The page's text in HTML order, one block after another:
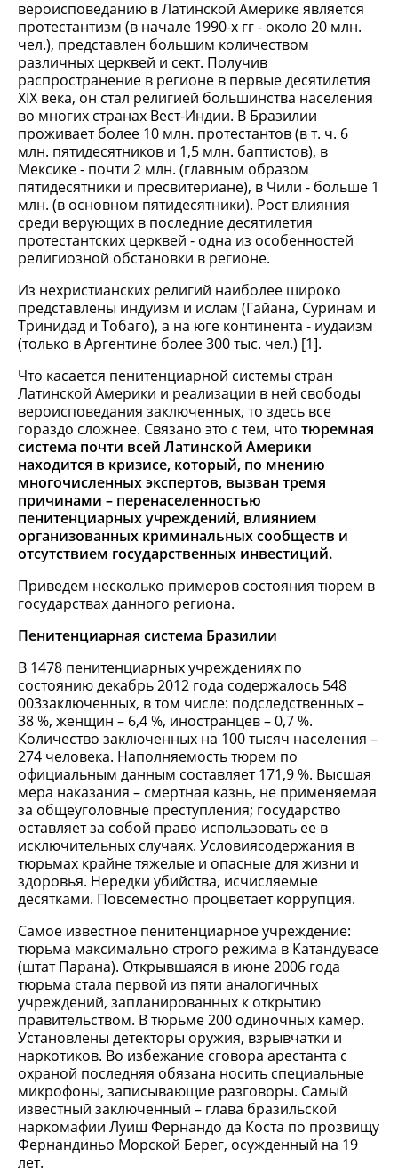
вероисповеданию в Латинской Америке является
протестантизм (в начале 1990-х гг - около 20 млн.
чел.), представлен большим количеством
различных церквей и сект. Получив
распространение в регионе в первые десятилетия
XIX века, он стал религией большинства населения
во многих странах Вест-Индии. В Бразилии
проживает более 10 млн. протестантов (в т. ч. 6
млн. пятидесятников и 1,5 млн. баптистов), в
Мексике - почти 2 млн. (главным образом
пятидесятники и пресвитериане), в Чили - больше 1
млн. (в основном пятидесятники). Рост влияния
среди верующих в последние десятилетия
протестантских церквей - одна из особенностей
религиозной обстановки в регионе.
Из нехристианских религий наиболее широко
представлены индуизм и ислам (Гайана, Суринам и
Тринидад и Тобаго), а на юге континента - иудаизм
(только в Аргентине более 300 тыс. чел.) [1].
Что касается пенитенциарной системы стран
Латинской Америки и реализации в ней свободы
вероисповедания заключенных, то здесь все
гораздо сложнее. Связано это с тем, что тюремная
система почти всей Латинской Америки
находится в кризисе, который, по мнению
многочисленных экспертов, вызван тремя
причинами – перенаселенностью
пенитенциарных учреждений, влиянием
организованных криминальных сообществ и
отсутствием государственных инвестиций.
Приведем несколько примеров состояния тюрем в
государствах данного региона.
Пенитенциарная система Бразилии
В 1478 пенитенциарных учреждениях по
состоянию декабрь 2012 года содержалось 548
003заключенных, в том числе: подследственных –
38 %, женщин – 6,4 %, иностранцев – 0,7 %.
Количество заключенных на 100 тысяч населения –
274 человека. Наполняемость тюрем по
официальным данным составляет 171,9 %. Высшая
мера наказания – смертная казнь, не применяемая
за общеуголовные преступления; государство
оставляет за собой право использовать ее в
исключительных случаях. Условиясодержания в
тюрьмах крайне тяжелые и опасные для жизни и
здоровья. Нередки убийства, исчисляемые
десятками. Повсеместно процветает коррупция.
Самое известное пенитенциарное учреждение:
тюрьма максимально строго режима в Катандувасе
(штат Парана). Открывшаяся в июне 2006 года
тюрьма стала первой из пяти аналогичных
учреждений, запланированных к открытию
правительством. В тюрьме 200 одиночных камер.
Установлены детекторы оружия, взрывчатки и
наркотиков. Во избежание сговора арестанта с
охраной последняя обязана носить специальные
микрофоны, записывающие разговоры. Самый
известный заключенный – глава бразильской
наркомафии Луиш Фернандо да Коста по прозвищу
Фернандиньо Морской Берег, осужденный на 19
лет.